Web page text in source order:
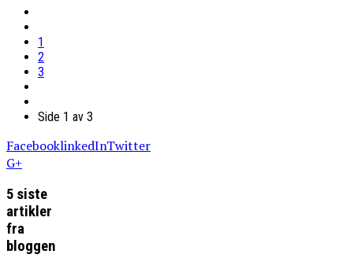
1
2
3
Side 1 av 3
FacebooklinkedInTwitter
G+
5 siste
artikler
fra
bloggen